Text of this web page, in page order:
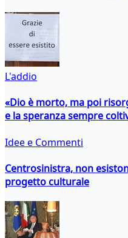
L'addio
«Dio è morto, ma poi
e la speranza sempre
Idee e Commenti
Centrosinistra, non
progetto culturale